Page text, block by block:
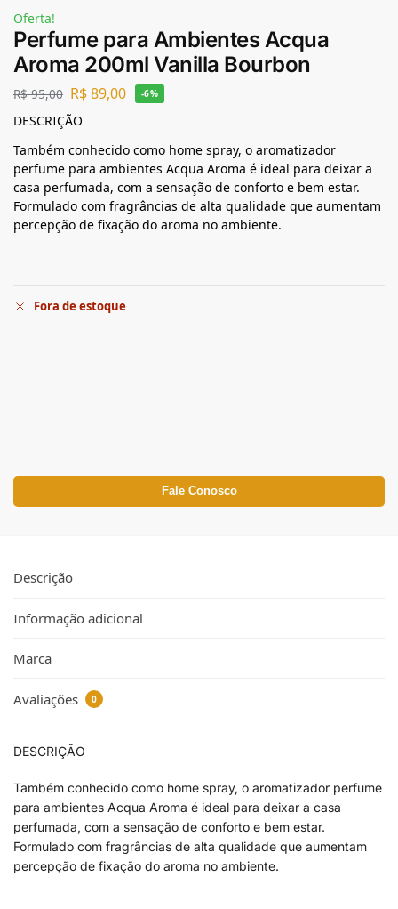
Oferta!
Perfume para Ambientes Acqua
Aroma 200ml Vanilla Bourbon
R$95,00 R$89,00 -6%
DESCRIÇÃO
Também conhecido como home spray, o aromatizador
perfume para ambientes Acqua Aroma é ideal para deixar a
casa perfumada, com a sensação de conforto e bem estar.
Formulado com fragrâncias de alta qualidade que aumentam
percepção de fixação do aroma no ambiente.
Fora de estoque
Fale Conosco
Descrição
Informação adicional
Marca
Avaliações 0
DESCRIÇÃO
Também conhecido como home spray, o aromatizador perfume
para ambientes Acqua Aroma é ideal para deixar a casa
perfumada, com a sensação de conforto e bem estar.
Formulado com fragrâncias de alta qualidade que aumentam
percepção de fixação do aroma no ambiente.